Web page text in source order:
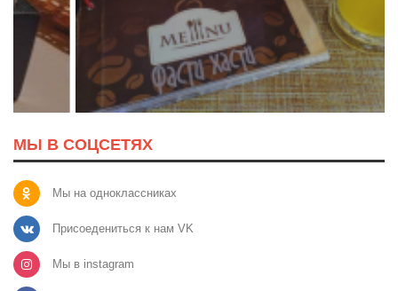
МЫ В СОЦСЕТЯХ
Мы на одноклассниках
Присоедениться к нам VK
Мы в instagram